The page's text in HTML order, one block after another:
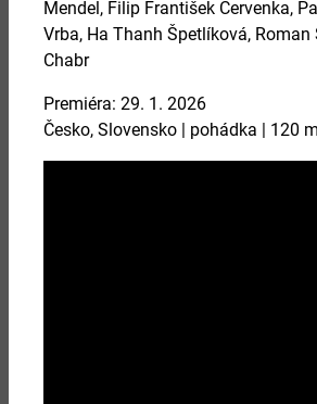
07.08.2026 -
ŘEZBÁŘSKÉ
Více
Mendel, Filip František Červenka,
Vrba, Ha Thanh Špetlíková, Roman
Chabr
Premiéra: 29. 1. 2026
Česko, Slovensko | pohádka | 120